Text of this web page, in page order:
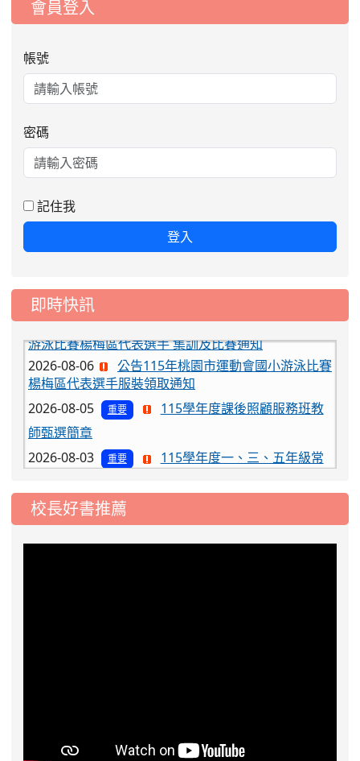
會員登入
帳號
密碼
記住我
登入
即時快訊
2026-08-06
公告115年桃園市運動會國小游泳比賽
楊梅區代表選手服裝領取通知
2026-08-05
重要
115學年度課後照顧服務班教
師甄選簡章
2026-08-03
態編班結果公告
2026-07-31
公告
學校對面建案申請8月份「施
工車輛臨停」一案，請各位用路人留意
工車輛臨停」一案，請各位用路人留意
校長好書推薦